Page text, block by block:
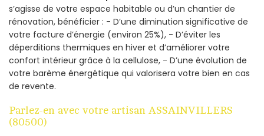
s’agisse de votre espace habitable ou d’un chantier de
rénovation, bénéficier : - D’une diminution significative de
votre facture d’énergie (environ 25%), - D’éviter les
déperditions thermiques en hiver et d’améliorer votre
confort intérieur grâce à la cellulose, - D’une évolution de
votre barème énergétique qui valorisera votre bien en cas
de revente.
Parlez-en avec votre artisan ASSAINVILLERS
(80500)